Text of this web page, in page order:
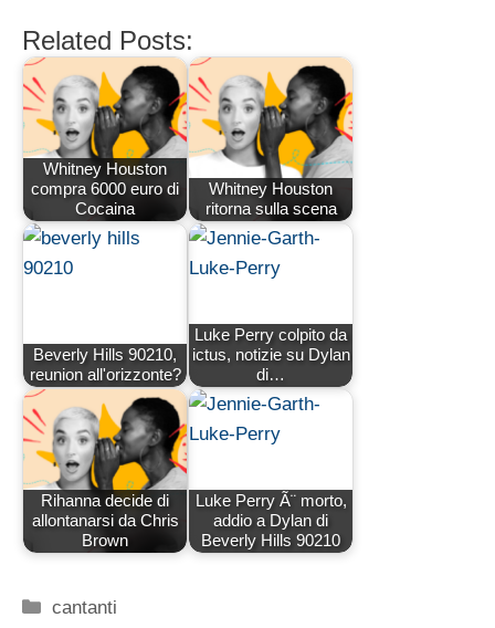
Related Posts:
Whitney Houston
compra 6000 euro di
Cocaina
Whitney Houston
ritorna sulla scena
Beverly Hills 90210,
reunion all'orizzonte?
Luke Perry colpito da
ictus, notizie su Dylan
di…
Rihanna decide di
allontanarsi da Chris
Brown
Luke Perry Ã¨ morto,
addio a Dylan di
Beverly Hills 90210
Categorie
cantanti